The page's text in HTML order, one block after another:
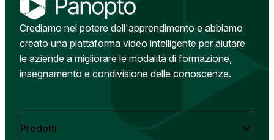
Crediamo nel potere dell'apprendimento e abbiamo
creato una piattaforma video intelligente per aiutare
le aziende a migliorare le modalità di formazione,
insegnamento e condivisione delle conoscenze.
Prodotti